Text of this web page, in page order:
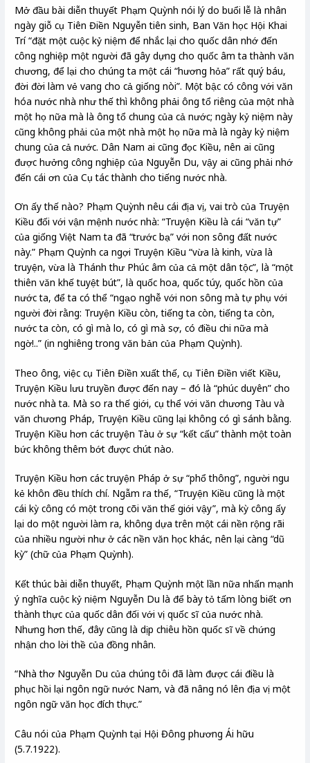
Mở đầu bài diễn thuyết Phạm Quỳnh nói lý do buổi lễ là nhân
ngày giỗ cụ Tiên Điền Nguyễn tiên sinh, Ban Văn học Hội Khai
Trí “đặt một cuộc kỷ niệm để nhắc lại cho quốc dân nhớ đến
công nghiệp một người đã gây dựng cho quốc âm ta thành văn
chương, để lại cho chúng ta một cái “hương hỏa” rất quý báu,
đời đời làm vẻ vang cho cả giống nòi”. Một bậc có công với văn
hóa nước nhà như thế thì không phải ông tổ riêng của một nhà
một họ nữa mà là ông tổ chung của cả nước; ngày kỷ niệm này
cũng không phải của một nhà một họ nữa mà là ngày kỷ niệm
chung của cả nước. Dân Nam ai cũng đọc Kiều, nên ai cũng
được hưởng công nghiệp của Nguyễn Du, vậy ai cũng phải nhớ
đến cái ơn của Cụ tác thành cho tiếng nước nhà.
Ơn ấy thế nào? Phạm Quỳnh nêu cái địa vị, vai trò của Truyện
Kiều đối với vận mệnh nước nhà: “Truyện Kiều là cái “văn tự”
của giống Việt Nam ta đã “trước bạ” với non sông đất nước
này.” Phạm Quỳnh ca ngợi Truyện Kiều “vừa là kinh, vừa là
truyện, vừa là Thánh thư Phúc âm của cả một dân tộc”, là “một
thiên văn khế tuyệt bút”, là quốc hoa, quốc túy, quốc hồn của
nước ta, để ta có thể “ngạo nghễ với non sông mà tự phụ với
người đời rằng: Truyện Kiều còn, tiếng ta còn, tiếng ta còn,
nước ta còn, có gì mà lo, có gì mà sợ, có điều chi nữa mà
ngờ!..” (in nghiêng trong văn bản của Phạm Quỳnh).
Theo ông, việc cụ Tiên Điền xuất thế, cụ Tiên Điền viết Kiều,
Truyện Kiều lưu truyền được đến nay – đó là “phúc duyên” cho
nước nhà ta. Mà so ra thế giới, cụ thể với văn chương Tàu và
văn chương Pháp, Truyện Kiều cũng lại không có gì sánh bằng.
Truyện Kiều hơn các truyện Tàu ở sự “kết cấu” thành một toàn
bức không thêm bớt được chút nào.
Truyện Kiều hơn các truyện Pháp ở sự “phổ thông”, người ngu
kẻ khôn đều thích chí. Ngẫm ra thế, “Truyện Kiều cũng là một
cái kỳ công có một trong cõi văn thế giới vậy”, mà kỳ công ấy
lại do một người làm ra, không dựa trên một cái nền rộng rãi
của nhiều người như ở các nền văn học khác, nên lại càng “dũ
kỳ” (chữ của Phạm Quỳnh).
Kết thúc bài diễn thuyết, Phạm Quỳnh một lần nữa nhấn mạnh
ý nghĩa cuộc kỷ niệm Nguyễn Du là để bày tỏ tấm lòng biết ơn
thành thực của quốc dân đối với vị quốc sĩ của nước nhà.
Nhưng hơn thế, đây cũng là dịp chiêu hồn quốc sĩ về chứng
nhận cho lời thề của đồng nhân.
“Nhà thơ Nguyễn Du của chúng tôi đã làm được cái điều là
phục hồi lại ngôn ngữ nước Nam, và đã nâng nó lên địa vị một
ngôn ngữ văn học đích thực.”
Câu nói của Phạm Quỳnh tại Hội Đông phương Ái hữu
(5.7.1922).